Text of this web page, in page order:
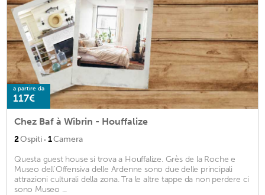
a partire da
117€
Chez Baf à Wibrin - Houffalize
2Ospiti · 1Camera
Questa guest house si trova a Houffalize. Grès de la Roche e
Museo dell'Offensiva delle Ardenne sono due delle principali
attrazioni culturali della zona. Tra le altre tappe da non perdere ci
sono Museo ...